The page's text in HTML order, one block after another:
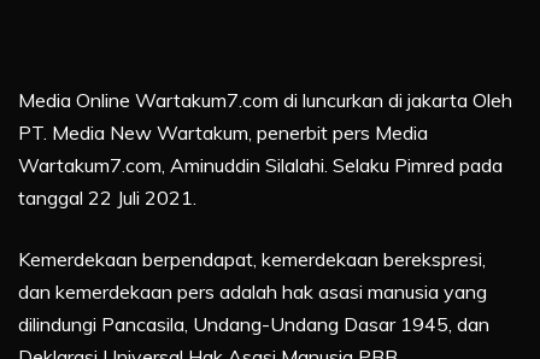
Media Online Wartakum7.com di luncurkan di jakarta Oleh
PT. Media New Wartakum, penerbit pers Media
Wartakum7.com, Aminuddin Silalahi. Selaku Pimred pada
tanggal 22 Juli 2021.
Kemerdekaan berpendapat, kemerdekaan berekspresi,
dan kemerdekaan pers adalah hak asasi manusia yang
dilindungi Pancasila, Undang-Undang Dasar 1945, dan